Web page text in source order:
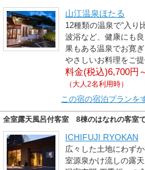
山江温泉ほたる
12種類の温泉で“入り
波浴など、健康にも
果もある温泉でお寛
やさしいお料理をご
料金(税込)6,700円
（大人2名利用時）
この宿の宿泊プランを
全室露天風呂付客室 8棟のはなれの客室
ICHIFUJI RYOKAN
広々した土地にわず
室源泉かけ流しの露